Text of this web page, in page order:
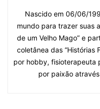
Nascido em 06/06/
mundo para trazer suas
de um Velho Mago” e
coletânea das “Histórias
por hobby, fisioterapeuta
por paixão